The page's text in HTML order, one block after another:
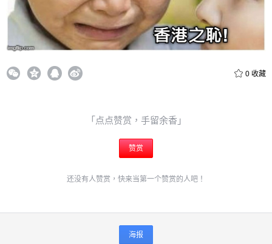
0 收藏
「点点赞赏，手留余香」
赞赏
还没有人赞赏，快来当第一个赞赏的人吧！
海报